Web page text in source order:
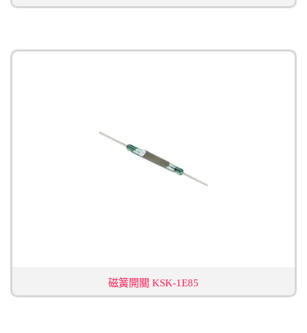
磁簧開關 KSK-1E85